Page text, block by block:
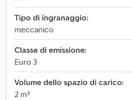
Tipo di ingranaggio:
meccanico
Classe di emissione:
Euro 3
Volume dello spazio di carico:
2 m³